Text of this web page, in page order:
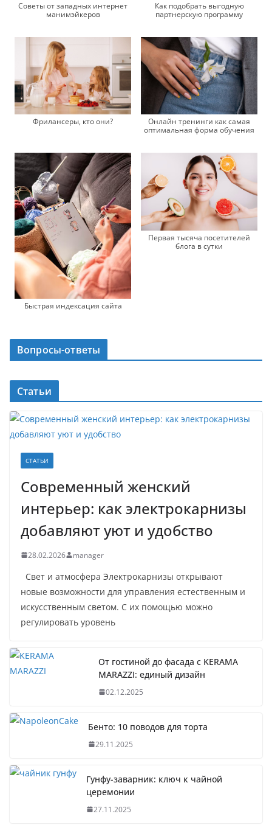
Советы от западных интернет
манимэйкеров
Как подобрать выгодную
партнерскую программу
Фрилансеры, кто они?
Онлайн тренинги как самая
оптимальная форма обучения
Быстрая индексация сайта
Первая тысяча посетителей
блога в сутки
Вопросы-ответы
Статьи
СТАТЬИ
Современный женский
интерьер: как электрокарнизы
добавляют уют и удобство
28.02.2026 manager
Свет и атмосфера Электрокарнизы открывают
новые возможности для управления естественным и
искусственным светом. С их помощью можно
регулировать уровень
От гостиной до фасада с KERAMA
MARAZZI: единый дизайн
02.12.2025
Бенто: 10 поводов для торта
29.11.2025
Гунфу-заварник: ключ к чайной
церемонии
27.11.2025